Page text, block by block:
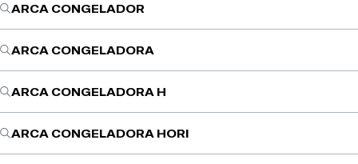
ARCA CONGELADOR
ARCA CONGELADORA
ARCA CONGELADORA H
ARCA CONGELADORA HORI